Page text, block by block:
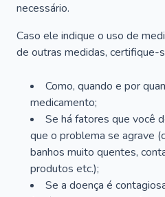
necessário.
Caso ele indique o uso de
de outras medidas, certifique-
Como, quando e por
medicamento;
Se há fatores que você
que o problema se agrave
banhos muito quentes,
produtos etc.);
Se a doença é